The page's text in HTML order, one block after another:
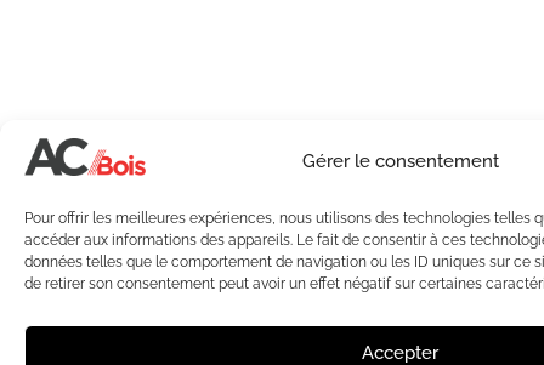
Gérer le consentement
Pour offrir les meilleures expériences, nous utilisons des technologies telles
accéder aux informations des appareils. Le fait de consentir à ces
données telles que le comportement de navigation ou les ID uniques sur ce
de retirer son consentement peut avoir un effet négatif sur certaines
Accepter